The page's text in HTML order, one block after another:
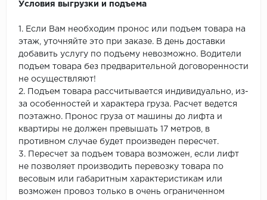
Условия выгрузки и подъема
1. Если Вам необходим пронос или подъем товара на
этаж, уточняйте это при заказе. В день доставки
добавить услугу по подъему невозможно. Водители
подъем товара без предварительной договоренности
не осуществляют!
2. Подъем товара рассчитывается индивидуально, из-
за особенностей и характера груза. Расчет ведется
поэтажно. Пронос груза от машины до лифта и
квартиры не должен превышать 17 метров, в
противном случае будет произведен пересчет.
3. Пересчет за подъем товара возможен, если лифт
не позволяет производить перевозку товара по
весовым или габаритным характеристикам или
возможен провоз только в очень ограниченном